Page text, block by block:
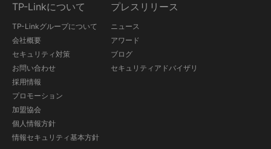
TP-Linkについて
TP-Linkグループについて
会社概要
セキュリティ対策
お問い合わせ
採用情報
プロモーション
加盟協会
個人情報方針
情報セキュリティ基本方針
プレスリリース
ニュース
アワード
ブログ
セキュリティアドバイザリ